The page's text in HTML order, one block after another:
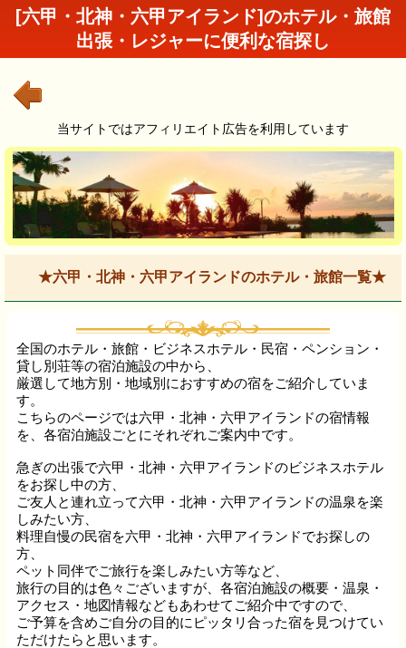
[六甲・北神・六甲アイランド]のホテル・旅館
出張・レジャーに便利な宿探し
当サイトではアフィリエイト広告を利用しています
★六甲・北神・六甲アイランドのホテル・旅館一覧★
全国のホテル・旅館・ビジネスホテル・民宿・ペンション・
貸し別荘等の宿泊施設の中から、
厳選して地方別・地域別におすすめの宿をご紹介していま
す。
こちらのページでは六甲・北神・六甲アイランドの宿情報
を、各宿泊施設ごとにそれぞれご案内中です。
急ぎの出張で六甲・北神・六甲アイランドのビジネスホテル
をお探し中の方、
ご友人と連れ立って六甲・北神・六甲アイランドの温泉を楽
しみたい方、
料理自慢の民宿を六甲・北神・六甲アイランドでお探しの
方、
ペット同伴でご旅行を楽しみたい方等など、
旅行の目的は色々ございますが、各宿泊施設の概要・温泉・
アクセス・地図情報などもあわせてご紹介中ですので、
ご予算を含めご自分の目的にピッタリ合った宿を見つけてい
ただけたらと思います。